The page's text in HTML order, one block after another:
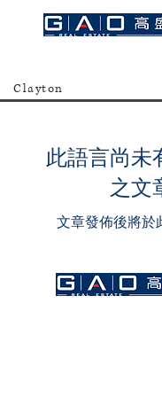
Clayton
此語言尚未
之文
文章發佈後將於